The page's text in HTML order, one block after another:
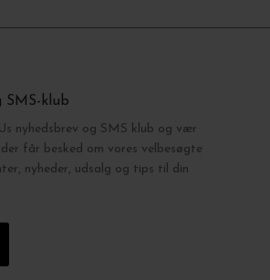
SMS-klub
nyhedsbrev og SMS klub og vær
får besked om vores velbesøgte
nyheder, udsalg og tips til din